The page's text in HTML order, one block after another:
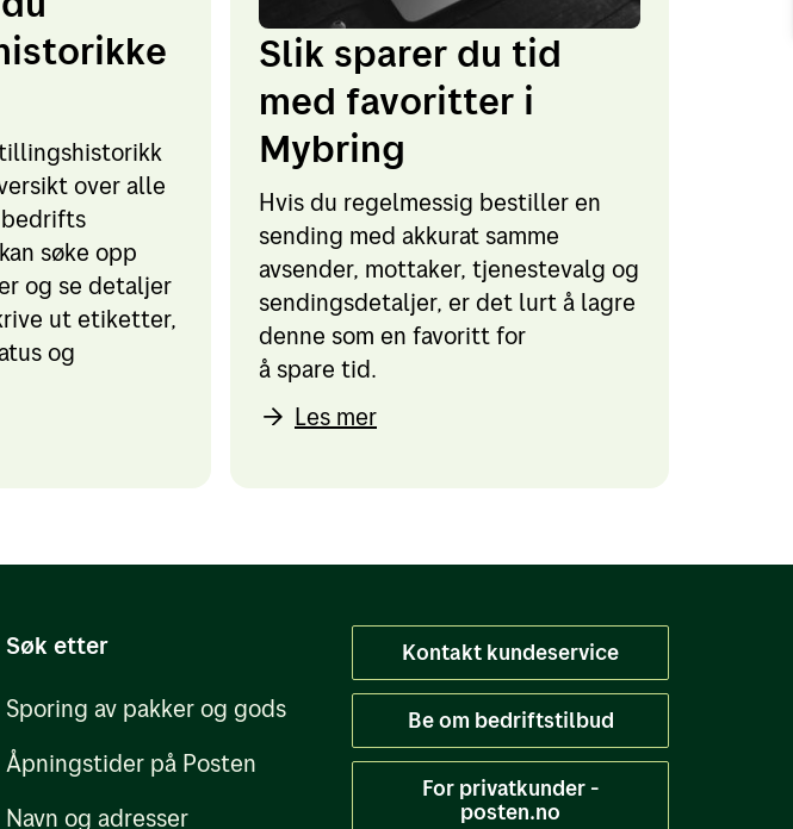
over alle
søke opp
og se detaljer
ut etiketter,
og
Slik sparer du tid
med favoritter i
Mybring
Hvis du regelmessig bestiller en
sending med akkurat samme
avsender, mottaker, tjenestevalg og
sendingsdetaljer, er det lurt å lagre
denne som en favoritt for
å spare tid.
Les mer
Søk etter
Sporing av pakker og gods
Åpningstider på Posten
Navn og adresser
Kontakt kundeservice
Be om bedriftstilbud
For privatkunder -
posten.no